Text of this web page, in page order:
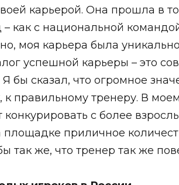
карьерой. Она прошла в
как с национальной
моя карьера была
успешной карьеры – это
Я бы сказал, что огромное
правильному тренеру. В
с более
приличное
так же, что тренер так же